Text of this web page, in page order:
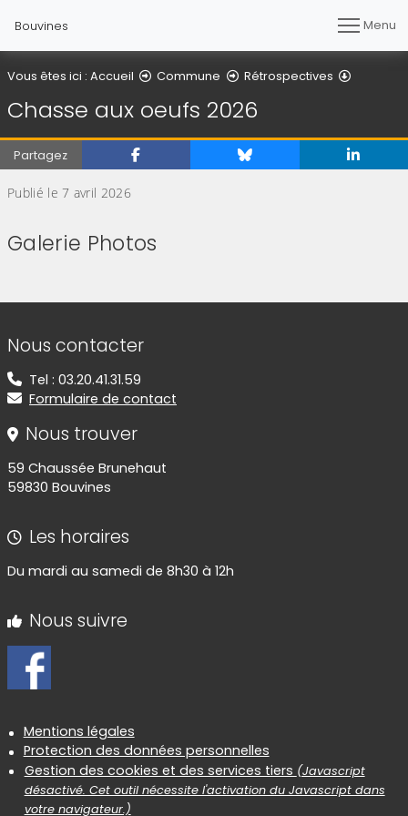
Bouvines Menu
Vous êtes ici : Accueil Commune Rétrospectives
Chasse aux oeufs 2026
Partagez
Publié le 7 avril 2026
Galerie Photos
Informations de contact
Nous contacter
Tel : 03.20.41.31.59
Formulaire de contact
Nous trouver
59 Chaussée Brunehaut
59830 Bouvines
Les horaires
Du mardi au samedi de 8h30 à 12h
Nous suivre
Informations réglementaires
Mentions légales
Protection des données personnelles
Gestion des cookies et des services tiers (Javascript
désactivé. Cet outil nécessite l'activation du Javascript dans
votre navigateur.)